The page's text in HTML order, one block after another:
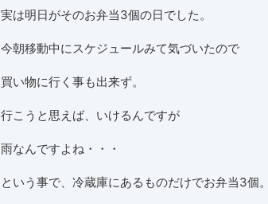
実は明日がそのお弁当3個の日でした。
今朝移動中にスケジュールみて気づいたので
買い物に行く事も出来ず。
行こうと思えば、いけるんですが
雨なんですよね・・・
という事で、冷蔵庫にあるものだけでお弁当3個。